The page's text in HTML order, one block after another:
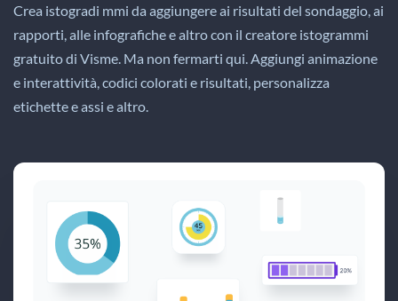
Crea istogradi mmi da aggiungere ai risultati del sondaggio, ai
rapporti, alle infografiche e altro con il creatore istogrammi
gratuito di Visme. Ma non fermarti qui. Aggiungi animazione
e interattività, codici colorati e risultati, personalizza
etichette e assi e altro.